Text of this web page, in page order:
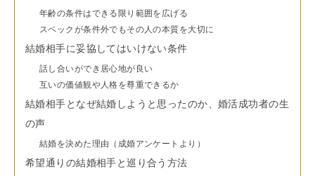
年齢の条件はできる限り範囲を広げる
スペックが条件外でもその人の本質を大切に
結婚相手に妥協してはいけない条件
話し合いができ居心地が良い
互いの価値観や人格を尊重できるか
結婚相手となぜ結婚しようと思ったのか、婚活成功者の生
の声
結婚を決めた理由（成婚アンケートより）
希望通りの結婚相手と巡り合う方法